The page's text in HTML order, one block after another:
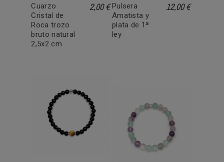
Cuarzo
Cristal de
Roca trozo
bruto natural
2,5x2 cm
2,00 € Pulsera
Amatista y
plata de 1ª
ley
12,00 €